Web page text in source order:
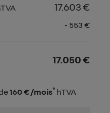
17.603 €
- 553 €
17.050 €
160 € /mois* hTVA